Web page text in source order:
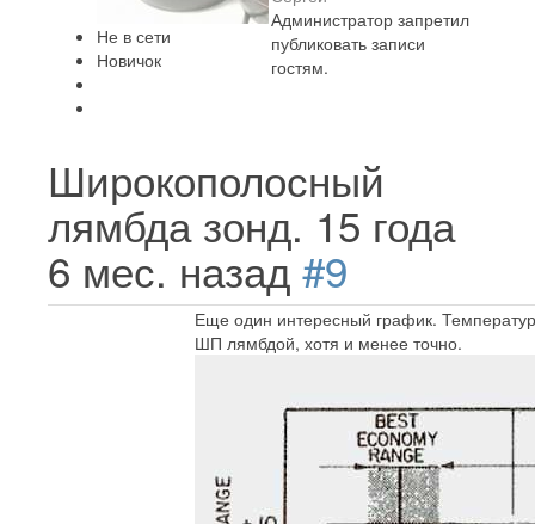
Не в сети
Новичок
Администратор запретил
публиковать записи
гостям.
Широкополосный
лямбда зонд. 15 года
6 мес. назад#9
Еще один интересный график.
ШП лямбдой, хотя и менее точно.